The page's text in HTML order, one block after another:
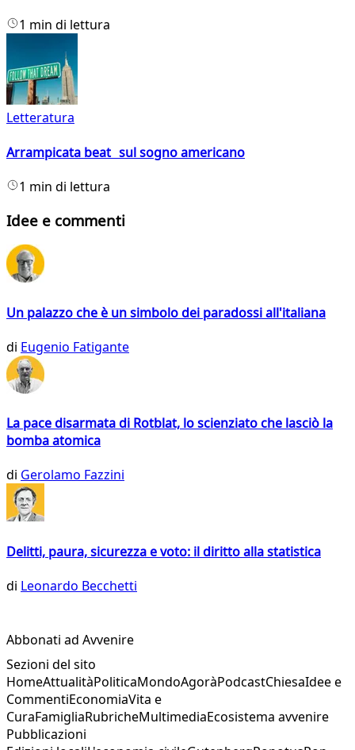
1 min di lettura
Letteratura
Arrampicata beat sul sogno americano
1 min di lettura
Idee e commenti
Un palazzo che è un simbolo dei paradossi all'italiana
di Eugenio Fatigante
La pace disarmata di Rotblat, lo scienziato che lasciò la
bomba atomica
di Gerolamo Fazzini
Delitti, paura, sicurezza e voto: il diritto alla statistica
di Leonardo Becchetti
Abbonati ad Avvenire
Sezioni del sito
HomeAttualitàPoliticaMondoAgoràPodcastChiesaIdee e
CommentiEconomiaVita e
CuraFamigliaRubricheMultimediaEcosistema avvenire
Pubblicazioni